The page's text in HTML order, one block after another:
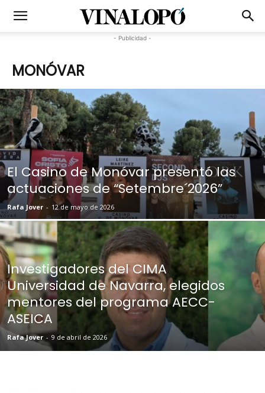
- Publicidad -
MONÓVAR
El Casino de Monóvar presentó las
actuaciones de “Setembre´2026”
Rafa Jover - 12 de mayo de 2026
Investigadores del CIMA
Universidad de Navarra, elegidos
mentores del programa AECC-
ASEICA
Rafa Jover - 9 de abril de 2026